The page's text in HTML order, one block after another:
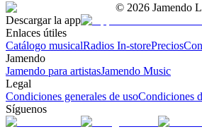
© 2026 Jamendo
Descargar la app
Enlaces útiles
Catálogo musicalRadios In-storePrecios
Jamendo
Jamendo para artistasJamendo Music
Legal
Condiciones generales de usoCondiciones
Síguenos